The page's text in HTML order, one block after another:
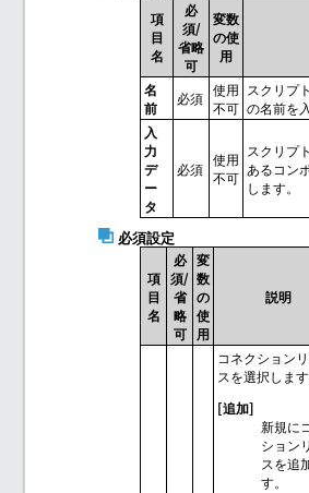
項
目
名
必
須/
省略
可
変数
の使
用
名
前
必須 使用
不可
スクリプ
の名前を
入
力
デ
ー
タ
必須
使用
不可
スクリプ
あるコン
します。
必須設定
項
目
名
必
須/
省
略
可
変
数
の
使
用
説明
コネクション
スを選択します
[追加]
新規に
ション
スを追
す。